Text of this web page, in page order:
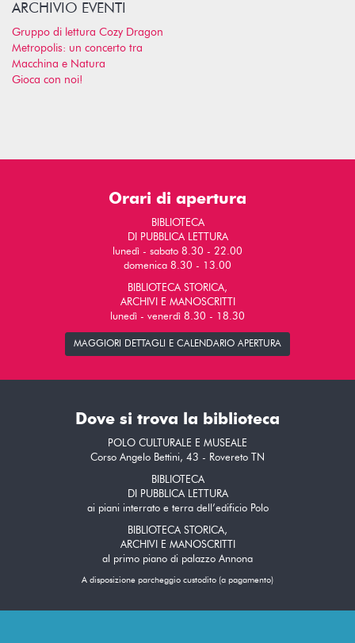
ARCHIVIO EVENTI
Gruppo di lettura Cozy Dragon
Metropolis: un concerto tra
Macchina e Natura
Gioca con noi!
Orari di apertura
BIBLIOTECA
DI PUBBLICA LETTURA
lunedì - sabato 8.30 - 22.00
domenica 8.30 - 13.00
BIBLIOTECA STORICA,
ARCHIVI E MANOSCRITTI
lunedì - venerdì 8.30 - 18.30
MAGGIORI DETTAGLI E CALENDARIO APERTURA
Dove si trova la biblioteca
POLO CULTURALE E MUSEALE
Corso Angelo Bettini, 43 - Rovereto TN
BIBLIOTECA
DI PUBBLICA LETTURA
ai piani interrato e terra dell’edificio Polo
BIBLIOTECA STORICA,
ARCHIVI E MANOSCRITTI
al primo piano di palazzo Annona
A disposizione parcheggio custodito (a pagamento)